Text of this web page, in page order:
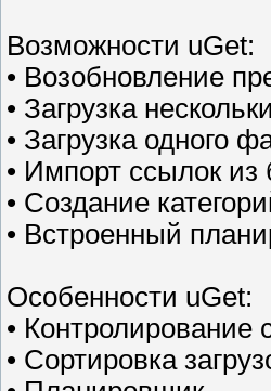
Возможности uGet:
• Возобновление
• Загрузка
• Загрузка одного
• Импорт ссылок
• Создание
• Встроенный
Особенности uGet:
• Контролирование
• Сортировка